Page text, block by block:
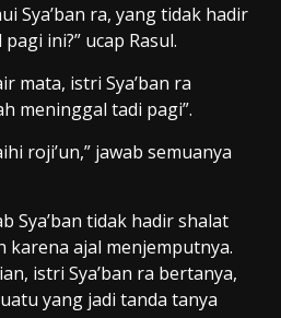
Sya’ban ra, yang tidak hadir
ini?” ucap Rasul.
mata, istri Sya’ban ra
meninggal tadi pagi”.
roji’un,” jawab semuanya
Sya’ban tidak hadir shalat
karena ajal menjemputnya.
istri Sya’ban ra bertanya,
yang jadi tanda tanya